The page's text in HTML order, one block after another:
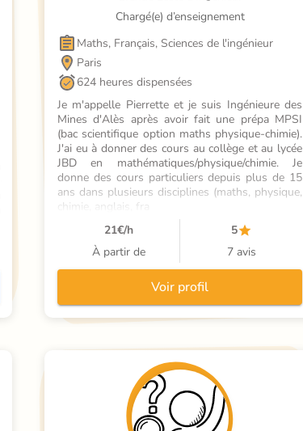
Chargé(e) d’enseignement
Maths, Français, Sciences de l'ingénieur
Paris
624 heures dispensées
Je m'appelle Pierrette et je suis Ingénieure des
Mines d'Alès après avoir fait une prépa MPSI
(bac scientifique option maths physique-chimie).
J'ai eu à donner des cours au collège et au lycée
JBD en mathématiques/physique/chimie. Je
donne des cours particuliers depuis plus de 15
ans dans plusieurs disciplines (maths, physique,
chimie, anglais, fra
21€/h
À partir de
5
7 avis
Voir profil